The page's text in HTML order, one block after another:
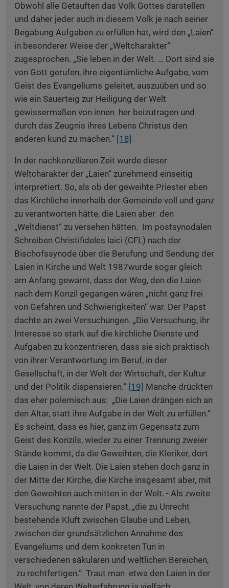
Obwohl alle Getauften das Volk Gottes darstellen
und daher jeder auch in diesem Volk je nach seiner
Begabung Aufgaben zu erfüllen hat, wird den „Laien“
in besonderer Weise der „Weltcharakter“
zugesprochen. „Sie leben in der Welt. … Dort sind sie
von Gott gerufen, ihre eigentümliche Aufgabe, vom
Geist des Evangeliums geleitet, auszuüben und so
wie ein Sauerteig zur Heiligung der Welt
gewissermaßen von innen her beizutragen und
durch das Zeugnis ihres Lebens Christus den
anderen kund zu machen.“ [18]
In der nachkonziliaren Zeit wurde dieser
Weltcharakter der „Laien“ zunehmend einseitig
interpretiert. So, als ob der geweihte Priester eben
das Kirchliche innerhalb der Gemeinde voll und ganz
zu verantworten hätte, die Laien aber den
„Weltdienst“ zu versehen hätten. Im postsynodalen
Schreiben Christifideles laici (CFL) nach der
Bischofssynode über die Berufung und Sendung der
Laien in Kirche und Welt 1987wurde sogar gleich
am Anfang gewarnt, dass der Weg, den die Laien
nach dem Konzil gegangen wären „nicht ganz frei
von Gefahren und Schwierigkeiten“ war. Der Papst
dachte an zwei Versuchungen. „Die Versuchung, ihr
Interesse so stark auf die kirchliche Dienste und
Aufgaben zu konzentrieren, dass sie sich praktisch
von ihrer Verantwortung im Beruf, in der
Gesellschaft, in der Welt der Wirtschaft, der Kultur
und der Politik dispensieren.“ [19] Manche drückten
das eher polemisch aus: „Die Laien drängen sich an
den Altar, statt ihre Aufgabe in der Welt zu erfüllen.“
Es scheint, dass es hier, ganz im Gegensatz zum
Geist des Konzils, wieder zu einer Trennung zweier
Stände kommt, da die Geweihten, die Kleriker, dort
die Laien in der Welt. Die Laien stehen doch ganz in
der Mitte der Kirche, die Kirche insgesamt aber, mit
den Geweihten auch mitten in der Welt. - Als zweite
Versuchung nannte der Papst, „die zu Unrecht
bestehende Kluft zwischen Glaube und Leben,
zwischen der grundsätzlichen Annahme des
Evangeliums und dem konkreten Tun in
verschiedenen säkularen und weltlichen Bereichen,
zu rechtfertigen.“ Traut man etwa den Laien in der